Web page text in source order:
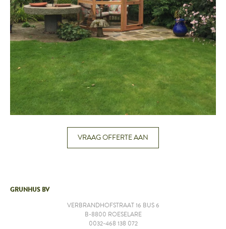
VRAAG OFFERTE AAN
GRUNHUS BV
VERBRANDHOFSTRAAT 16 BUS 6
B-8800 ROESELARE
0032-468 138 072